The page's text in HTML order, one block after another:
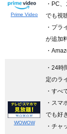
Prime Video
・PC
でも視
・プラ
が追加
・
WOWOW
・24
定のラ
・すべ
・スマ
でも好
・チャ